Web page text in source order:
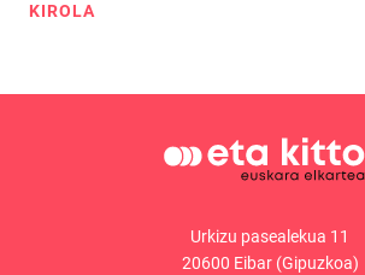
KIROLA
Urkizu pasealekua 11
20600 Eibar (Gipuzkoa)